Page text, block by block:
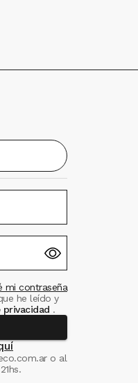
mi contraseña
he leído y
.
o al